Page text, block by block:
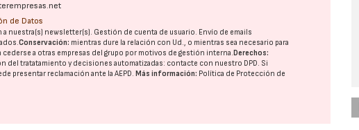
de Datos
nuestra(s) newsletter(s). Gestión de cuenta de usuario. Envío de emails
Conservación: mientras dure la relación con Ud., o mientras sea necesario para
cederse a otras empresas del grupo por motivos de gestión interna. Derechos:
tratatamiento y decisiones automatizadas: contacte con nuestro DPD. Si
presentar reclamación ante laAEPD. Más información: Política de Protección de